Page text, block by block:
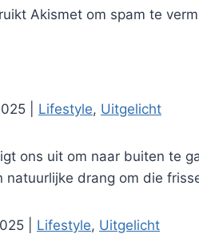
Akismet om spam te
Lifestyle, Uitgelicht
ons uit om naar buiten te
natuurlijke drang om die
Lifestyle, Uitgelicht